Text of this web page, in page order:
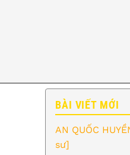
BÀI VIẾT MỚI
AN QUỐC
sư]